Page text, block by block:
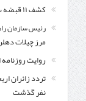
کشف ۱۱ قبضه سلاح کلت کمری توسط مرزبانان هنگ مرزی ارومیه
رئیس سازمان
مرز چیلات
روایت
نفر گذشت